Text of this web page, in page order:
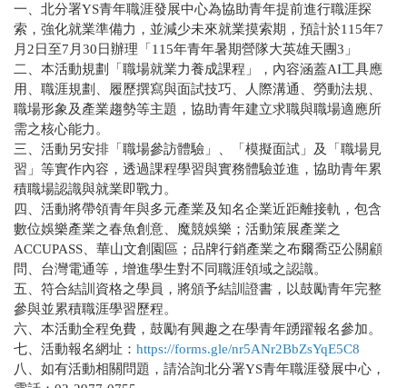
一、北分署YS青年職涯發展中心為協助青年提前進行職涯探
索，強化就業準備力，並減少未來就業摸索期，預計於115年7
月2日至7月30日辦理「115年青年暑期營隊大英雄天團3」
二、本活動規劃「職場就業力養成課程」，內容涵蓋AI工具應
用、職涯規劃、履歷撰寫與面試技巧、人際溝通、勞動法規、
職場形象及產業趨勢等主題，協助青年建立求職與職場適應所
需之核心能力。
三、活動另安排「職場參訪體驗」、「模擬面試」及「職場見
習」等實作內容，透過課程學習與實務體驗並進，協助青年累
積職場認識與就業即戰力。
四、活動將帶領青年與多元產業及知名企業近距離接軌，包含
數位娛樂產業之春魚創意、魔競娛樂；活動策展產業之
ACCUPASS、華山文創園區；品牌行銷產業之布爾喬亞公關顧
問、台灣電通等，增進學生對不同職涯領域之認識。
五、符合結訓資格之學員，將頒予結訓證書，以鼓勵青年完整
參與並累積職涯學習歷程。
六、本活動全程免費，鼓勵有興趣之在學青年踴躍報名參加。
七、活動報名網址： https://forms.gle/nr5ANr2BbZsYqE5C8
八、如有活動相關問題，請洽詢北分署YS青年職涯發展中心，